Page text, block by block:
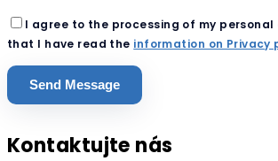
I agree to the processing of my
that I have read the information on Privacy
Kontaktujte nás